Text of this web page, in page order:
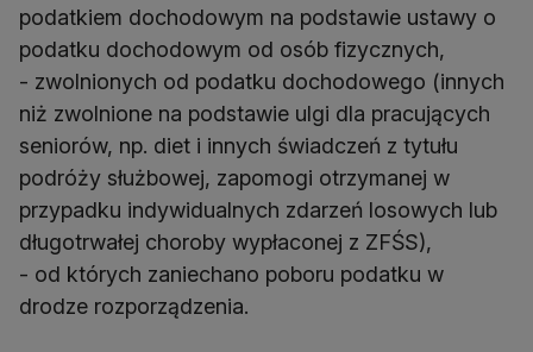
podatkiem dochodowym na podstawie ustawy o
podatku dochodowym od osób fizycznych,
- zwolnionych od podatku dochodowego (innych
niż zwolnione na podstawie ulgi dla pracujących
seniorów, np. diet i innych świadczeń z tytułu
podróży służbowej, zapomogi otrzymanej w
przypadku indywidualnych zdarzeń losowych lub
długotrwałej choroby wypłaconej z ZFŚS),
- od których zaniechano poboru podatku w
drodze rozporządzenia.